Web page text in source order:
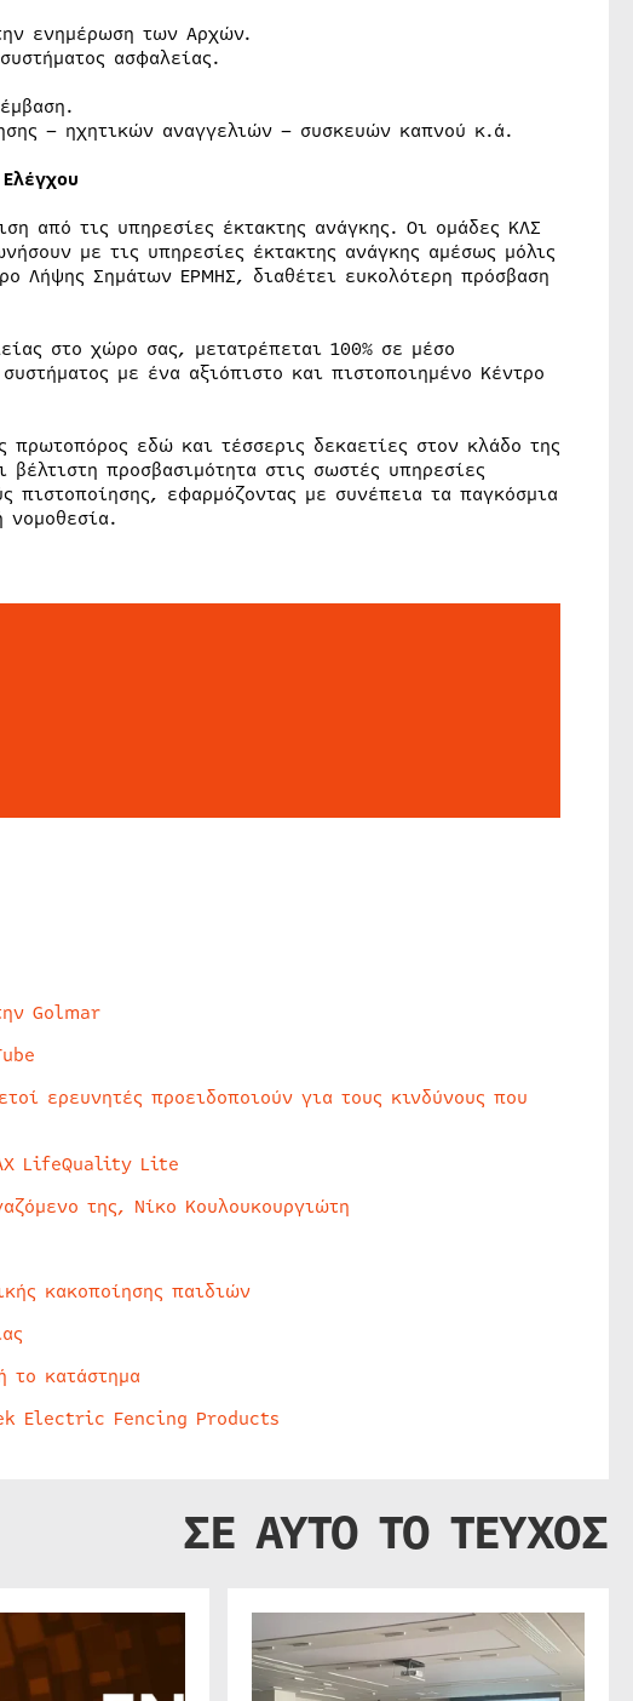
ενημέρωση των Αρχών.
ασφαλείας.
– ηχητικών αναγγελιών – συσκευών καπνού κ.ά.
από τις υπηρεσίες έκτακτης ανάγκης. Οι ομάδες ΚΛΣ
με τις υπηρεσίες έκτακτης ανάγκης αμέσως μόλις
Λήψης Σημάτων ΕΡΜΗΣ, διαθέτει ευκολότερη πρόσβαση
στο χώρο σας, μετατρέπεται 100% σε μέσο
με ένα αξιόπιστο και πιστοποιημένο Κέντρο
εδώ και τέσσερις δεκαετίες στον κλάδο της
προσβασιμότητα στις σωστές υπηρεσίες
πιστοποίησης, εφαρμόζοντας με συνέπεια τα παγκόσμια
νομοθεσία.
Golmar
ερευνητές προειδοποιούν για τους κινδύνους που
LifeQuality Lite
της, Νίκο Κουλουκουργιώτη
κακοποίησης παιδιών
το κατάστημα
Electric Fencing Products
ΣΕ ΑΥΤΟ ΤΟ ΤΕΥΧΟΣ